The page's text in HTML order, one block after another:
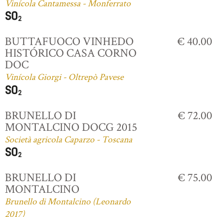
Vinícola Cantamessa - Monferrato
BUTTAFUOCO VINHEDO
HISTÓRICO CASA CORNO
DOC
Vinícola Giorgi - Oltrepò Pavese
€ 40.00
BRUNELLO DI
MONTALCINO DOCG 2015
Società agricola Caparzo - Toscana
€ 72.00
BRUNELLO DI
MONTALCINO
Brunello di Montalcino (Leonardo
2017)
€ 75.00